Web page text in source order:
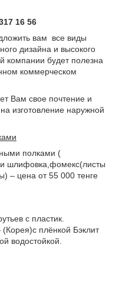
16 56
вам все виды
дизайна и высокого
компании будет полезна
коммерческом
Вам свое почтение и
изготовление наружной
полками (
шлифовка,фомекс(листы
– цена от 55 000 тенге
c пластик.
плёнкой Бэклит
водостойкой.
900 тг цена